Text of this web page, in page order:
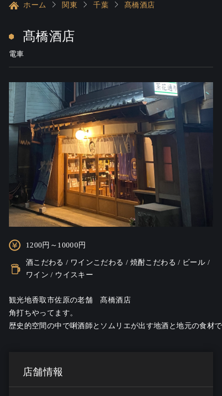
ホーム 関東 千葉 髙橋酒店
髙橋酒店
電車
1200円～10000円
酒こだわる / ワインこだわる / 焼酎こだわる / ビール /
ワイン / ウイスキー
観光地香取市佐原の老舗　髙橋酒店
角打ちやってます。
歴史的空間の中で唎酒師とソムリエが出す地酒と地元の食材
店舗情報